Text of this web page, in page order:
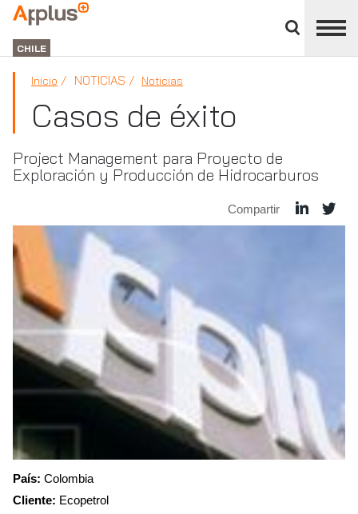
panel
APPLUS+
GROUP
CHILE
Inicio NOTICIAS Noticias
Casos de éxito
Project Management para Proyecto de
Exploración y Producción de Hidrocarburos
Compartir
País: Colombia
Cliente: Ecopetrol